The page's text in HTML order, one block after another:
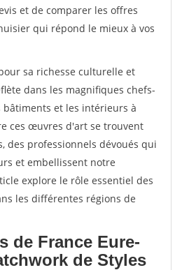
et de comparer les offres
qui répond le mieux à vos
sa richesse culturelle et
dans les magnifiques chefs-
et les intérieurs à
ces œuvres d'art se trouvent
des professionnels dévoués qui
et embellissent notre
explore le rôle essentiel des
les différentes régions de
de France Eure-
de Styles